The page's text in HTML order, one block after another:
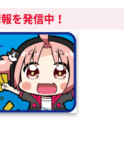
を発信中！